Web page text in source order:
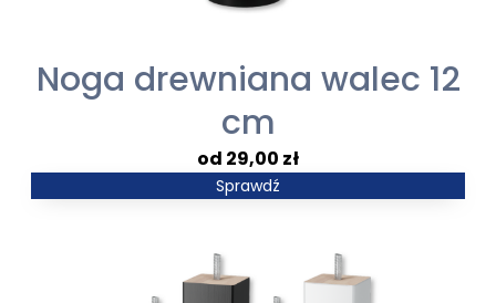
Noga drewniana walec 12
cm
29,00 zł
Sprawdź